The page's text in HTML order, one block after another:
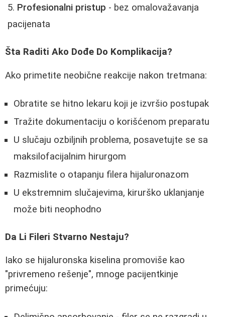
Profesionalni pristup - bez omalovažavanja
pacijenata
Šta Raditi Ako Dođe Do Komplikacija?
Ako primetite neobične reakcije nakon tretmana:
Obratite se hitno lekaru koji je izvršio postupak
Tražite dokumentaciju o korišćenom preparatu
U slučaju ozbiljnih problema, posavetujte se sa
maksilofacijalnim hirurgom
Razmislite o otapanju filera hijaluronazom
U ekstremnim slučajevima, kirurško uklanjanje
može biti neophodno
Da Li Fileri Stvarno Nestaju?
Iako se hijaluronska kiselina promoviše kao
"privremeno rešenje", mnoge pacijentkinje
primećuju: